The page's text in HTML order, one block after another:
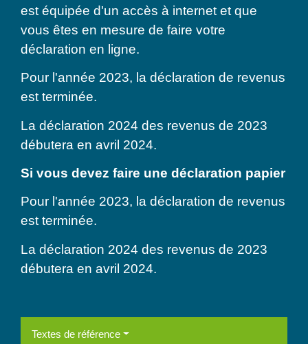
est équipée d'un accès à internet et que
vous êtes en mesure de faire votre
déclaration en ligne.
Pour l'année 2023, la déclaration de revenus
est terminée.
La déclaration 2024 des revenus de 2023
débutera en avril 2024.
Si vous devez faire une déclaration papier
Pour l'année 2023, la déclaration de revenus
est terminée.
La déclaration 2024 des revenus de 2023
débutera en avril 2024.
Textes de référence